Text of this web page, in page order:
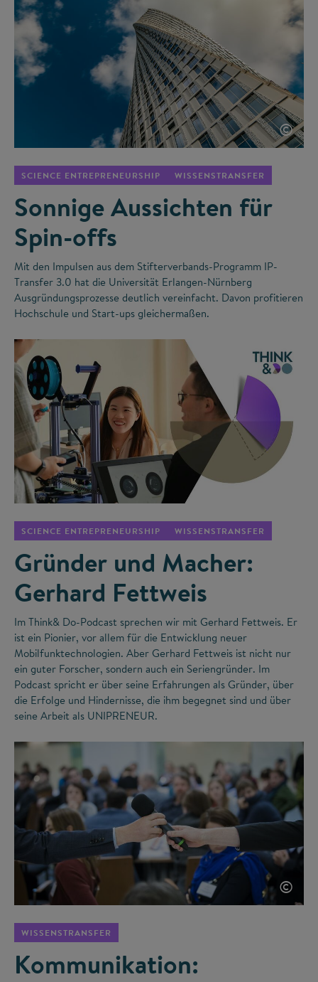
©
SCIENCE ENTREPRENEURSHIP WISSENSTRANSFER
Sonnige Aussichten für
Spin-offs
Mit den Impulsen aus dem Stifterverbands-Programm IP-
Transfer 3.0 hat die Universität Erlangen-Nürnberg
Ausgründungsprozesse deutlich vereinfacht. Davon profitieren
Hochschule und Start-ups gleichermaßen.
SCIENCE ENTREPRENEURSHIP WISSENSTRANSFER
Gründer und Macher:
Gerhard Fettweis
Im Think& Do-Podcast sprechen wir mit Gerhard Fettweis. Er
ist ein Pionier, vor allem für die Entwicklung neuer
Mobilfunktechnologien. Aber Gerhard Fettweis ist nicht nur
ein guter Forscher, sondern auch ein Seriengründer. Im
Podcast spricht er über seine Erfahrungen als Gründer, über
die Erfolge und Hindernisse, die ihm begegnet sind und über
seine Arbeit als UNIPRENEUR.
©
WISSENSTRANSFER
Kommunikation: